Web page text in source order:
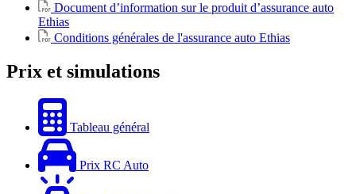
Document d’information sur le produit d’assurance auto
Ethias
Conditions générales de l'assurance auto Ethias
Prix et simulations
Tableau général
Prix RC Auto